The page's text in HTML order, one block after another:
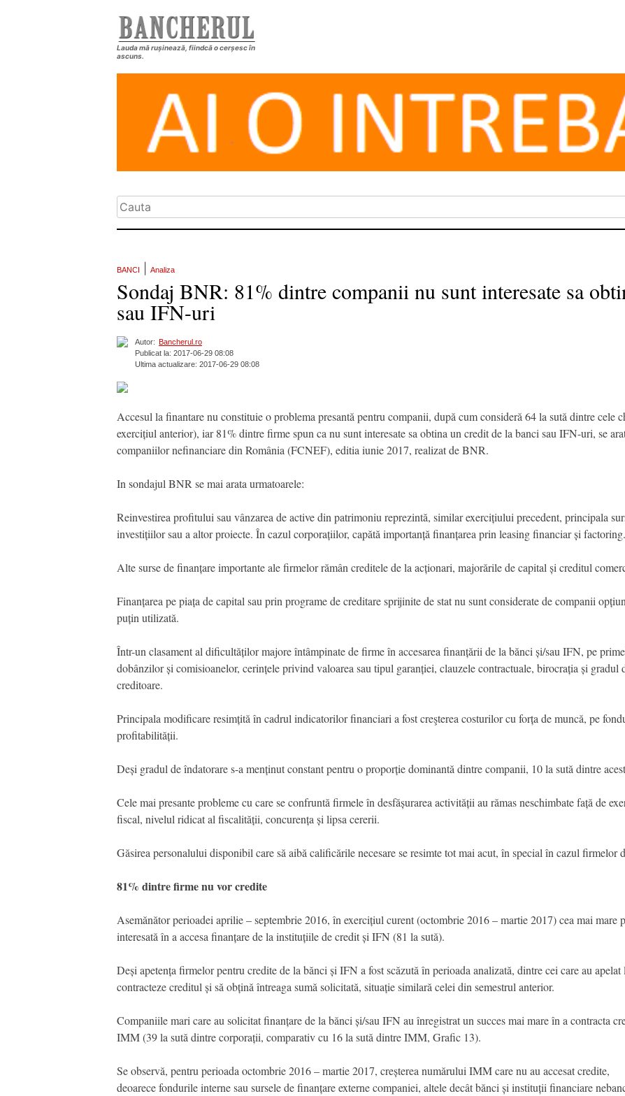
Lauda mă rușinează, fiindcă o cerșesc în
ascuns.
BANCI Analiza
Sondaj BNR: 81% dintre companii nu sunt interesate sa
sau IFN-uri
Autor:
Bancherul.ro
Publicat la: 2017-06-29 08:08
Ultima actualizare: 2017-06-29 08:08
Accesul la finantare nu constituie o problema presantă pentru companii, după cum consideră 64 la sută dintre cele
exercițiul anterior), iar 81% dintre firme spun ca nu sunt interesate sa obtina un credit de la banci sau IFN-uri, se
companiilor nefinanciare din România (FCNEF), editia iunie 2017, realizat de BNR.
In sondajul BNR se mai arata urmatoarele:
Reinvestirea profitului sau vânzarea de active din patrimoniu reprezintă, similar exercițiului precedent, principala
investițiilor sau a altor proiecte. În cazul corporațiilor, capătă importanță finanțarea prin leasing financiar și factoring.
Alte surse de finanțare importante ale firmelor rămân creditele de la acționari, majorările de capital și creditul
Finanțarea pe piața de capital sau prin programe de creditare sprijinite de stat nu sunt considerate de companii
puțin utilizată.
Într-un clasament al dificultăților majore întâmpinate de firme în accesarea finanțării de la bănci și/sau IFN, pe
dobânzilor și comisioanelor, cerințele privind valoarea sau tipul garanției, clauzele contractuale, birocrația și gradul
creditoare.
Principala modificare resimțită în cadrul indicatorilor financiari a fost creşterea costurilor cu forța de muncă, pe
profitabilității.
Deși gradul de îndatorare s-a menținut constant pentru o proporție dominantă dintre companii, 10 la sută dintre
Cele mai presante probleme cu care se confruntă firmele în desfășurarea activității au rămas neschimbate față de
fiscal, nivelul ridicat al fiscalității, concurența și lipsa cererii.
Găsirea personalului disponibil care să aibă calificările necesare se resimte tot mai acut, în special în cazul firmelor
81% dintre firme nu vor credite
Asemănător perioadei aprilie – septembrie 2016, în exercițiul curent (octombrie 2016 – martie 2017) cea mai mare
interesată în a accesa finanțare de la instituțiile de credit și IFN (81 la sută).
Deși apetența firmelor pentru credite de la bănci și IFN a fost scăzută în perioada analizată, dintre cei care au
contracteze creditul și să obțină întreaga sumă solicitată, situație similară celei din semestrul anterior.
Companiile mari care au solicitat finanțare de la bănci și/sau IFN au înregistrat un succes mai mare în a contracta
IMM (39 la sută dintre corporații, comparativ cu 16 la sută dintre IMM, Grafic 13).
Se observă, pentru perioada octombrie 2016 – martie 2017, creșterea numărului IMM care nu au accesat credite,
deoarece fondurile interne sau sursele de finanțare externe companiei, altele decât bănci și instituții financiare